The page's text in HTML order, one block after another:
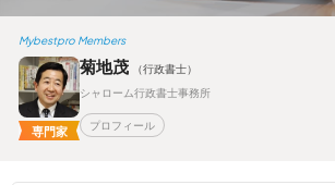
Mybestpro Members
専門家
菊地茂
（行政書士）
シャローム行政書士事務所
プロフィール